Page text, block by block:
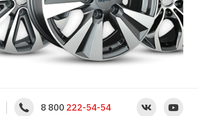
8 800 222-54-54